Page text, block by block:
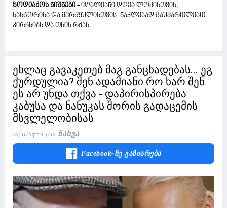
ზოდიაქოს ნიშნები - იღბლიანი დღეა ლომისთვის,
სასწორისა და მერწყულისთვის. ნაკლებად გაუმართლებთ
კირჩხიბს და თხის რქას.
ეხლაც გავაკეთებ მაგ განცხადებას... ეგ
ქურდულია? შენ ადამიანი რო ხარ შენ
ეს არ უნდა თქვა - დაპირისპირება
კაბუსა და ნანუკას შორის გადაცემის
მსვლელობისას
16/11/23 24112 Ნახვა
Facebook-Ზე Გაზიარება